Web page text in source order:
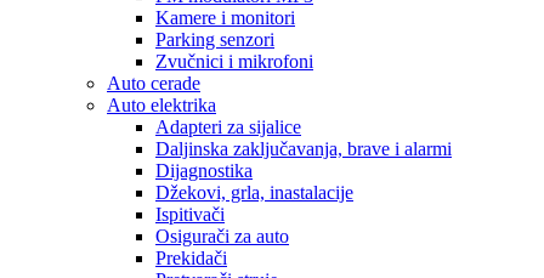
Kamere i monitori
Parking senzori
Zvučnici i mikrofoni
Auto cerade
Auto elektrika
Adapteri za sijalice
Daljinska zaključavanja, brave i alarmi
Dijagnostika
Džekovi, grla, inastalacije
Ispitivači
Osigurači za auto
Prekidači